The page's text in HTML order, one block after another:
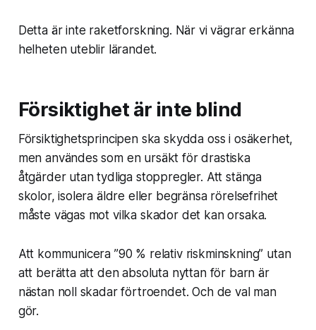
Detta är inte raketforskning. När vi vägrar erkänna
helheten uteblir lärandet.
Försiktighet är inte blind
Försiktighetsprincipen ska skydda oss i osäkerhet,
men användes som en ursäkt för drastiska
åtgärder utan tydliga stoppregler. Att stänga
skolor, isolera äldre eller begränsa rörelsefrihet
måste vägas mot vilka skador det kan orsaka.
Att kommunicera ”90 % relativ riskminskning” utan
att berätta att den absoluta nyttan för barn är
nästan noll skadar förtroendet. Och de val man
gör.